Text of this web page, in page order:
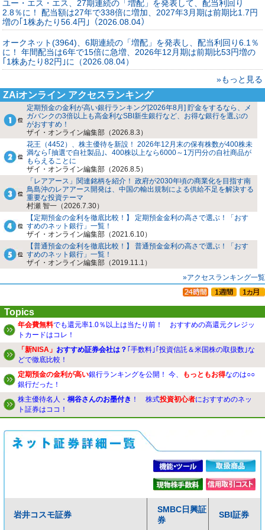
ユー・エス・エス、27期連続の「増配」を発表して、配当利回り
2.8％に！ 配当額は27年で338倍に増加、2027年3月期は前期比1.7円
増の｢1株あたり56.4円｣（2026.08.04）
オークネット(3964)、6期連続の「増配」を発表し、配当利回り6.1％
に！ 年間配当は6年で15倍に急増、2026年12月期は前期比53円増の
｢1株あたり82円｣に（2026.08.04）
»もっと見る
ZAiオンライン アクセスランキング
定期預金の金利が高い銀行ランキング[2026年8月] 貯金をするなら、メ
ガバンクの3倍以上も高金利なSBI新生銀行など、お得な銀行を選ぶの
がおすすめ！
ザイ・オンライン編集部（2026.8.3）
花王（4452）、株主優待を新設！ 2026年12月末の保有株数が400株未
満なら｢抽選で自社製品｣、400株以上なら6000～1万円分の自社商品が
もらえることに
ザイ・オンライン編集部（2026.8.5）
「レアアース」関連銘柄を紹介！ 政府が2030年頃の商業化を目指す南
鳥島沖のレアアース開発は、中国の輸出規制による供給不足を解決する
重要な投資テーマ
村瀬 智一（2026.7.30）
【定期預金の金利を徹底比較！】 定期預金金利の高さで選ぶ！「おす
すめのネット銀行」一覧！
ザイ・オンライン編集部（2021.6.10）
【普通預金の金利を徹底比較！】 普通預金金利の高さで選ぶ！「おす
すめのネット銀行」一覧！
ザイ・オンライン編集部（2019.11.1）
»アクセスランキング一覧
Topics
年会費無料でも還元率1.0％以上は当たり前！ おすすめの高還元クレジッ
トカードはコレ！
「新NISA」 おすすめ証券会社は？ ｢手数料｣｢投資信託＆米国株の取扱数｣な
どで徹底比較！
定期預金の金利が高い銀行ランキングを公開！ 今、 もっともお得なのは○○
銀行だった！
株主優待名人・ 桐谷さんのお墨付き ！ 株式投資初心者におすすめのネッ
ト証券はココ！
岩井コスモ証券
SMBC日興証
券
SBI証券